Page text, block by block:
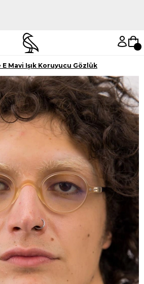
Mavi Işık Koruyucu Gözlük